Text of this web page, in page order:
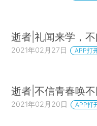
逝者|礼闻来学，
2021年02月27日 APP打
逝者|不信青春唤不
2021年02月20日 APP打